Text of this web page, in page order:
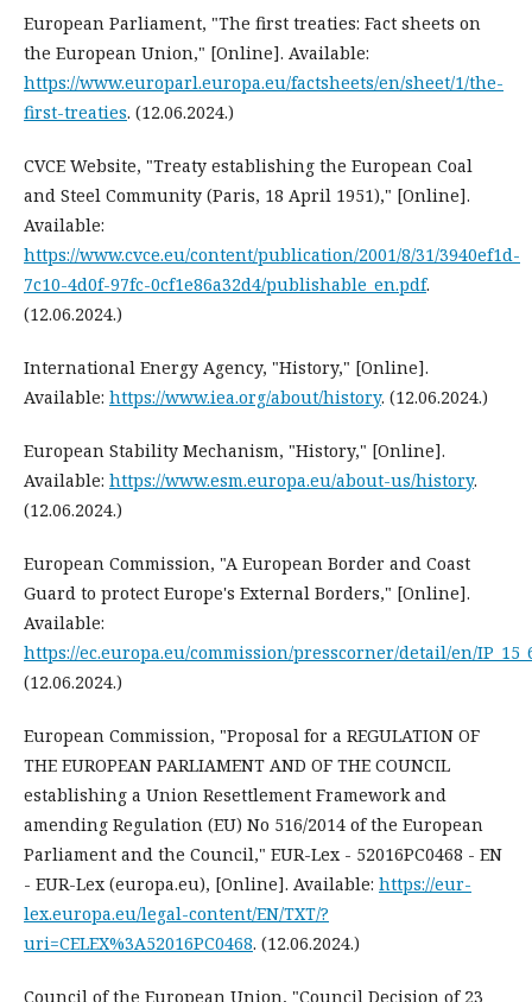
European Parliament, "The first treaties: Fact sheets on
the European Union," [Online]. Available:
https://www.europarl.europa.eu/factsheets/en/sheet/1/the-
first-treaties. (12.06.2024.)
CVCE Website, "Treaty establishing the European Coal
and Steel Community (Paris, 18 April 1951)," [Online].
Available:
https://www.cvce.eu/content/publication/2001/8/31/3940ef1d-
7c10-4d0f-97fc-0cf1e86a32d4/publishable_en.pdf.
(12.06.2024.)
International Energy Agency, "History," [Online].
Available: https://www.iea.org/about/history. (12.06.2024.)
European Stability Mechanism, "History," [Online].
Available: https://www.esm.europa.eu/about-us/history.
(12.06.2024.)
European Commission, "A European Border and Coast
Guard to protect Europe's External Borders," [Online].
Available:
https://ec.europa.eu/commission/presscorner/detail/en/
(12.06.2024.)
European Commission, "Proposal for a REGULATION OF
THE EUROPEAN PARLIAMENT AND OF THE COUNCIL
establishing a Union Resettlement Framework and
amending Regulation (EU) No 516/2014 of the European
Parliament and the Council," EUR-Lex - 52016PC0468 - EN
- EUR-Lex (europa.eu), [Online]. Available: https://eur-
lex.europa.eu/legal-content/EN/TXT/?
uri=CELEX%3A52016PC0468. (12.06.2024.)
Council of the European Union, "Council Decision of 23